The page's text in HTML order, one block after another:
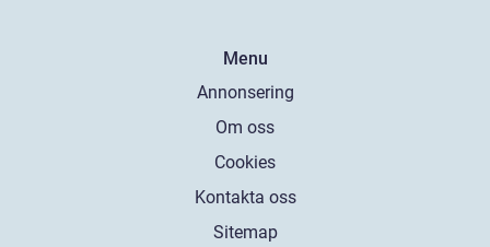
Menu
Annonsering
Om oss
Cookies
Kontakta oss
Sitemap